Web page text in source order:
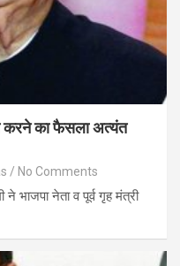
करने का फैसला अत्यंत
No Comments
भाजपा नेता व पूर्व गृह मंत्री